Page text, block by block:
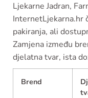
Ljekarne Jadran,
InternetLjekarna.hr
pakiranja, ali
Zamjena između
djelatna tvar, ista
Brend